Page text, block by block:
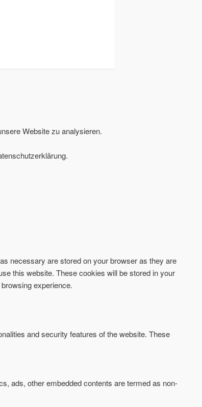
Website zu analysieren.
necessary are stored on your browser as they are
this website. These cookies will be stored in your
experience.
and security features of the website. These
ads, other embedded contents are termed as non-